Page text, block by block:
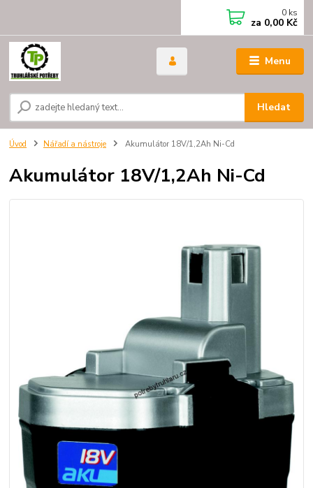
Menu
Hledat
0 ks
za 0,00 Kč
Úvod Nářadí a nástroje Akumulátor 18V/1,2Ah Ni-Cd
Akumulátor 18V/1,2Ah Ni-Cd